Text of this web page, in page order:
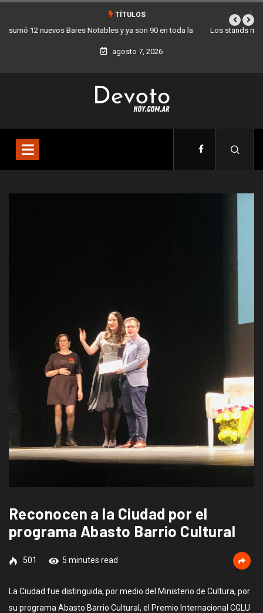
TÍTULOS
Los stands móviles de la Ciudad llegan esta semana a Villa Devoto
agosto 7, 2026
Reconocen a la Ciudad por el
programa Abasto Barrio Cultural
501 5 minutes read
La Ciudad fue distinguida, por medio del Ministerio de Cultura, por
su programa Abasto Barrio Cultural, el Premio Internacional CGLU